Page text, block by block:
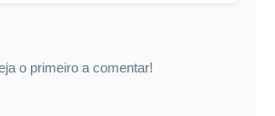
o primeiro a comentar!